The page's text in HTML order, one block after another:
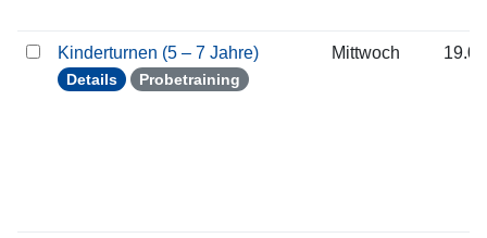
Kinderturnen (5 – 7 Jahre)
Details Probetraining
Mittwoch